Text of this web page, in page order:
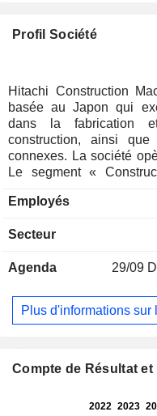
Profil Société
Hitachi Construction
basée au Japon qui
dans la fabrication
construction, ainsi
connexes. La société
Le segment «
hydrauliques, de pelles
services liés au cycle
dans le
équipements et
Employés
Secteur
Agenda 29/09
Plus d'informations sur
Compte de Résultat